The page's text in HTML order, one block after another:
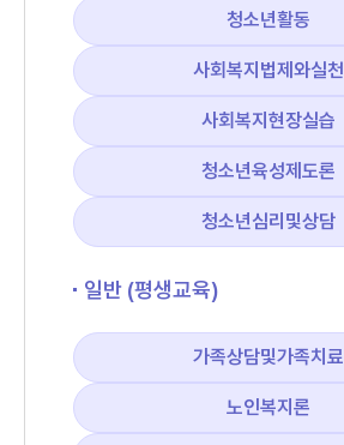
청소년활동
사회복지법제와실천
사회복지현장실습
청소년육성제도론
청소년심리및상담
일반 (평생교육)
가족상담및가족치료
노인복지론